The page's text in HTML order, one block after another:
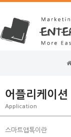
어플리케이션
Application
스마트앱톡이란